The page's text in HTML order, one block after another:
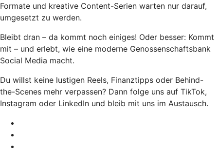
Formate und kreative Content-Serien warten nur darauf,
umgesetzt zu werden.
Bleibt dran – da kommt noch einiges! Oder besser: Kommt
mit – und erlebt, wie eine moderne Genossenschaftsbank
Social Media macht.
Du willst keine lustigen Reels, Finanztipps oder Behind-
the-Scenes mehr verpassen? Dann folge uns auf TikTok,
Instagram oder LinkedIn und bleib mit uns im Austausch.